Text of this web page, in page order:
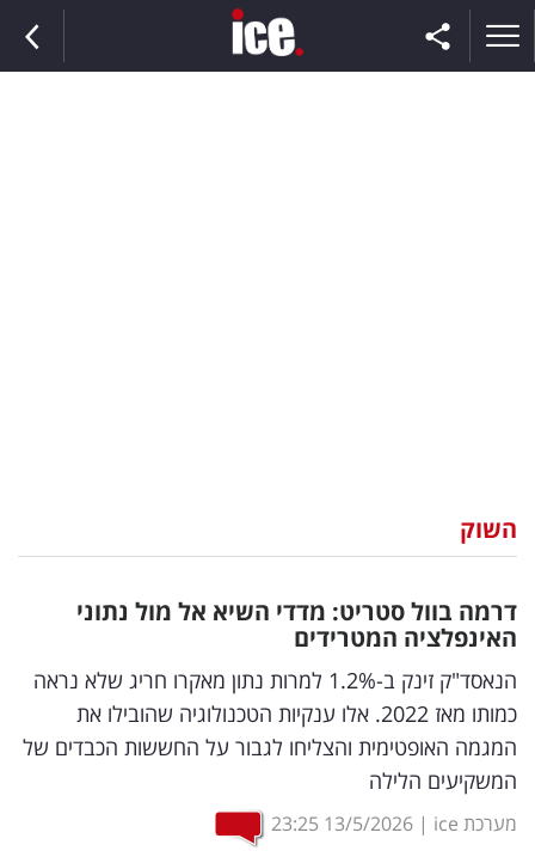
וצרכנות
דיגיטל
וטק
שיווק
ופרסום
משפט
השוק
דרמה בוול סטריט: מדדי השיא אל מול נתוני
האינפלציה המטרידים
הנאסד"ק זינק ב-1.2% למרות נתון מאקרו חריג שלא נראה
כמותו מאז 2022. אלו ענקיות הטכנולוגיה שהובילו את
המגמה האופטימית והצליחו לגבור על החששות הכבדים של
המשקיעים הלילה
מערכת ice |
13/5/2026
23:25